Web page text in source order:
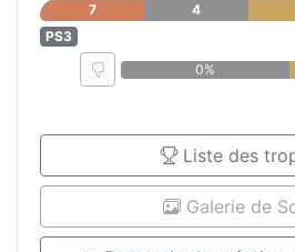
7 4
PS3
0%
Liste des
Galerie de